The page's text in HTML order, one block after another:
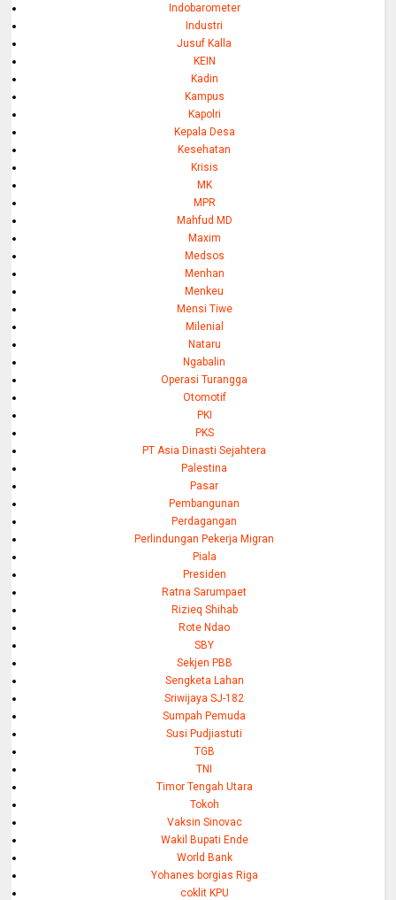
Indobarometer
Industri
Jusuf Kalla
KEIN
Kadin
Kampus
Kapolri
Kepala Desa
Kesehatan
Krisis
MK
MPR
Mahfud MD
Maxim
Medsos
Menhan
Menkeu
Mensi Tiwe
Milenial
Nataru
Ngabalin
Operasi Turangga
Otomotif
PKI
PKS
PT Asia Dinasti Sejahtera
Palestina
Pasar
Pembangunan
Perdagangan
Perlindungan Pekerja Migran
Piala
Presiden
Ratna Sarumpaet
Rizieq Shihab
Rote Ndao
SBY
Sekjen PBB
Sengketa Lahan
Sriwijaya SJ-182
Sumpah Pemuda
Susi Pudjiastuti
TGB
TNI
Timor Tengah Utara
Tokoh
Vaksin Sinovac
Wakil Bupati Ende
World Bank
Yohanes borgias Riga
coklit KPU